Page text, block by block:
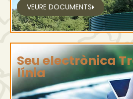
VEURE DOCUMENTS
Seu electrònica
línia